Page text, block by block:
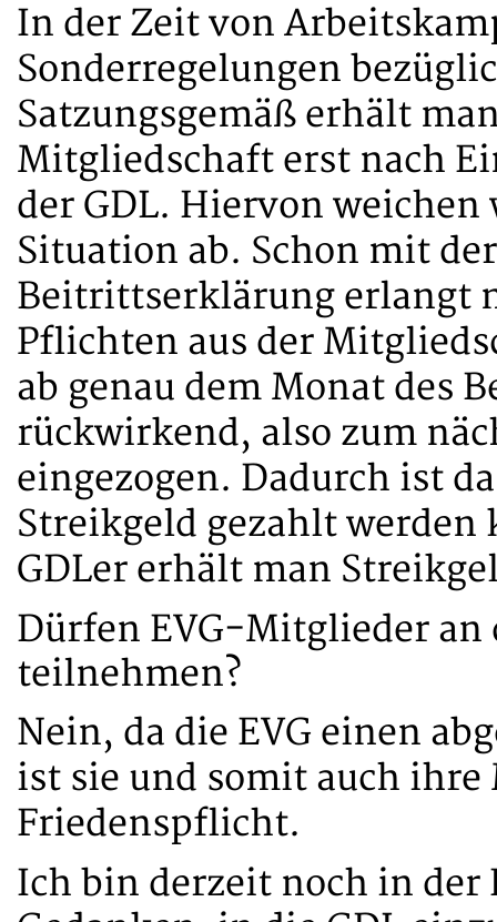
In der Zeit von
Sonderregelungen
Satzungsgemäß erhält
Mitgliedschaft erst nach
der GDL. Hiervon
Situation ab. Schon mit
Beitrittserklärung erlangt
Pflichten aus der
ab genau dem Monat des
rückwirkend, also zum
eingezogen. Dadurch ist
Streikgeld gezahlt
GDLer erhält man
Dürfen EVG-Mitglieder
teilnehmen?
Nein, da die EVG einen
ist sie und somit auch
Friedenspflicht.
Ich bin derzeit noch in der